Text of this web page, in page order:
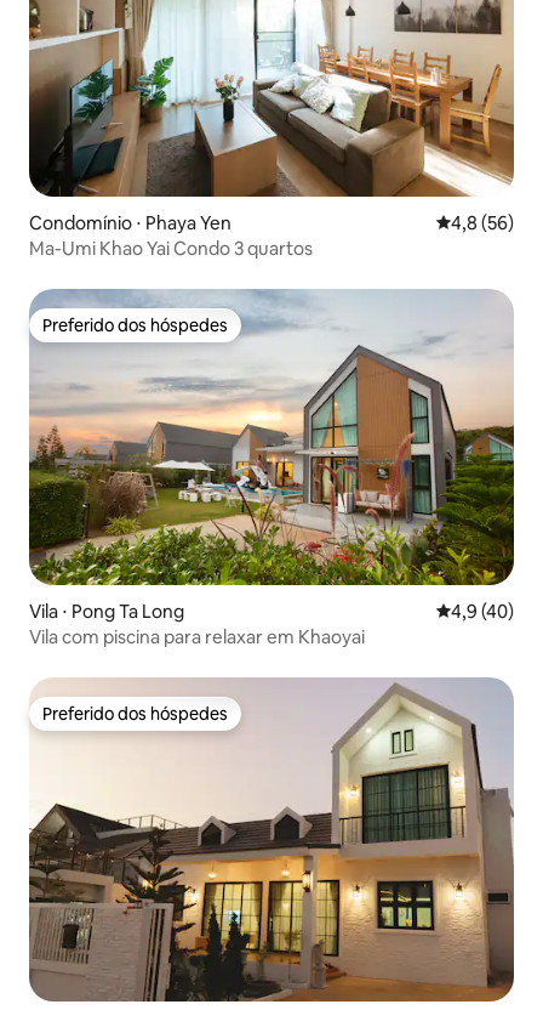
Condomínio ⋅ Phaya Yen 4,8 de uma
4,8 (56)
Ma-Umi Khao Yai Condo 3 quartos
Preferido dos hóspedes
Preferido dos hóspedes
Vila ⋅ Pong Ta Long 4,9 de uma
4,9 (40)
Vila com piscina para relaxar em Khaoyai
Preferido dos hóspedes
Preferido dos hóspedes